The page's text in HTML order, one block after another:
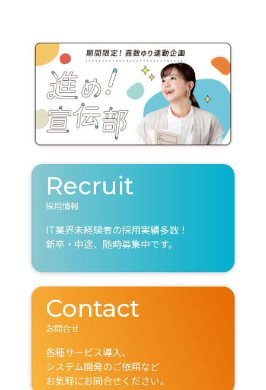
Recruit
採用情報
IT業界未経験者の採用実績多数！
新卒・中途、随時募集中です。
Contact
お問合せ
各種サービス導入、
システム開発のご依頼など
お気軽にお問合せください。